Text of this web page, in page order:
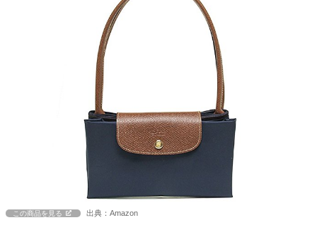
この商品を見る 出典：Amazon